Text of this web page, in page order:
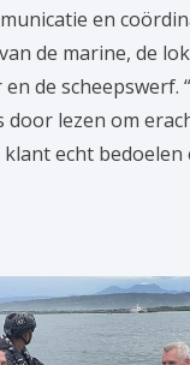
en
de marine, de
de scheepswerf.
door lezen om
echt